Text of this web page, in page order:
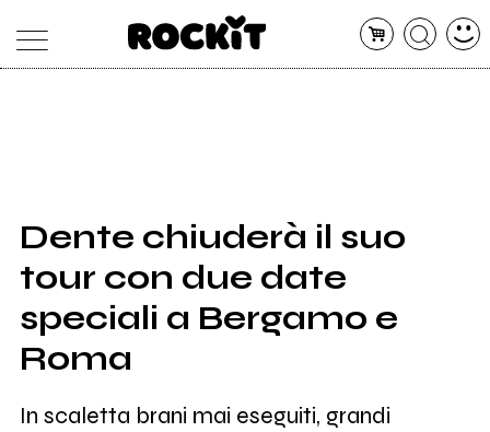
SHOP
RADIO
Dente chiuderà il suo
tour con due date
speciali a Bergamo e
Roma
In scaletta brani mai eseguiti, grandi